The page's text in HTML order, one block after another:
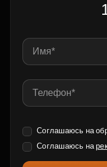
Соглашаюсь на
Соглашаюсь на